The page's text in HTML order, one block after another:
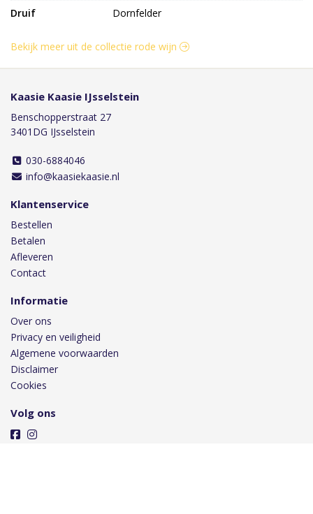
Druif
Dornfelder
Bekijk meer uit de collectie rode wijn
Kaasie Kaasie IJsselstein
Benschopperstraat 27
3401DG IJsselstein
030-6884046
info@kaasiekaasie.nl
Klantenservice
Bestellen
Betalen
Afleveren
Contact
Informatie
Over ons
Privacy en veiligheid
Algemene voorwaarden
Disclaimer
Cookies
Volg ons